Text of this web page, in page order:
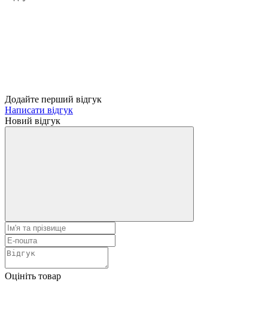
Додайте перший відгук
Написати відгук
Новий відгук
Оцініть товар